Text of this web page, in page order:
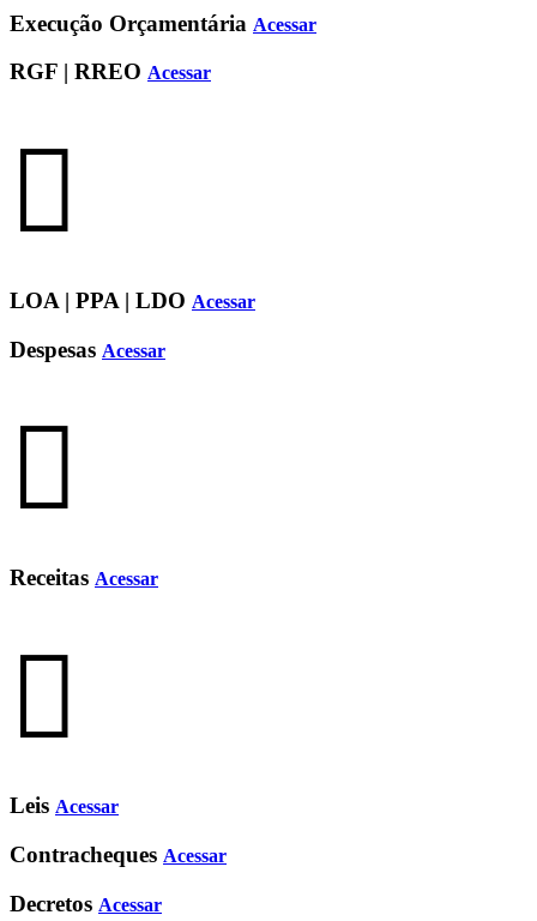
Execução Orçamentária Acessar
RGF | RREO Acessar
LOA | PPA | LDO Acessar
Despesas Acessar
Receitas Acessar
Leis Acessar
Contracheques Acessar
Decretos Acessar